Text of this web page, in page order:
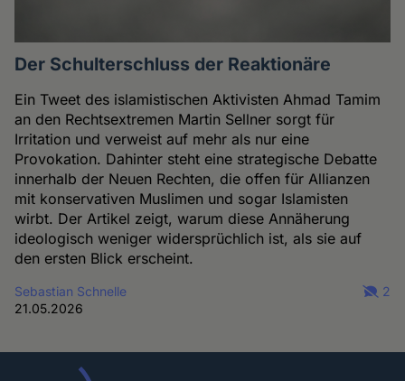
Der Schulterschluss der Reaktionäre
Ein Tweet des islamistischen Aktivisten Ahmad Tamim
an den Rechtsextremen Martin Sellner sorgt für
Irritation und verweist auf mehr als nur eine
Provokation. Dahinter steht eine strategische Debatte
innerhalb der Neuen Rechten, die offen für Allianzen
mit konservativen Muslimen und sogar Islamisten
wirbt. Der Artikel zeigt, warum diese Annäherung
ideologisch weniger widersprüchlich ist, als sie auf
den ersten Blick erscheint.
Sebastian Schnelle
21.05.2026
2